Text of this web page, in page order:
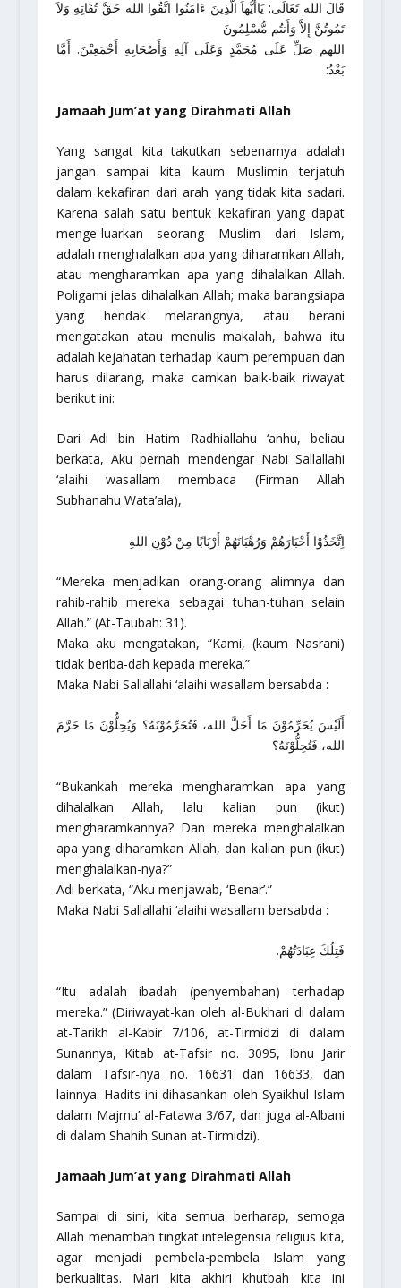
قَالَ الله تَعَالَى: يَاأَيُّهاَ الَّذِينَ ءَامَنُوا اتَّقُوا الله حَقَّ تُقَاتِهِ وَلاَ
تَمُوتُنَّ إِلاَّ وَأَنتُم مُّسْلِمُونَ
اللهم صَلِّ عَلَى مُحَمَّدٍ وَعَلَى آلِهِ وَأَصْحَابِهِ أَجْمَعِيْنَ. أَمَّا
بَعْدُ:
Jamaah Jum’at yang Dirahmati Allah
Yang sangat kita takutkan sebenarnya adalah
jangan sampai kita kaum Muslimin terjatuh
dalam kekafiran dari arah yang tidak kita sadari.
Karena salah satu bentuk kekafiran yang dapat
menge-luarkan seorang Muslim dari Islam,
adalah menghalalkan apa yang diharamkan Allah,
atau mengharamkan apa yang dihalalkan Allah.
Poligami jelas dihalalkan Allah; maka barangsiapa
yang hendak melarangnya, atau berani
mengatakan atau menulis makalah, bahwa itu
adalah kejahatan terhadap kaum perempuan dan
harus dilarang, maka camkan baik-baik riwayat
berikut ini:
Dari Adi bin Hatim Radhiallahu ‘anhu, beliau
berkata, Aku pernah mendengar Nabi Sallallahi
‘alaihi wasallam membaca (Firman Allah
Subhanahu Wata’ala),
اِتَّخَذُوْا أَحْبَارَهُمْ وَرُهْبَانَهُمْ أَرْبَابًا مِنْ دُوْنِ اللهِ
“Mereka menjadikan orang-orang alimnya dan
rahib-rahib mereka sebagai tuhan-tuhan selain
Allah.”(At-Taubah: 31).
Maka aku mengatakan, “Kami, (kaum Nasrani)
tidak beriba-dah kepada mereka.”
Maka Nabi Sallallahi ‘alaihi wasallam bersabda :
أَلَيْسَ يُحَرِّمُوْنَ مَا أَحَلَّ الله، فَتُحَرِّمُوْنَهُ؟ وَيُحِلُّوْنَ مَا حَرَّمَ
الله، فَتُحِلُّوْنَهُ؟
“Bukankah mereka mengharamkan apa yang
dihalalkan Allah, lalu kalian pun (ikut)
mengharamkannya? Dan mereka menghalalkan
apa yang diharamkan Allah, dan kalian pun (ikut)
menghalalkan-nya?”
Adi berkata, “Aku menjawab, ‘Benar’.”
Maka Nabi Sallallahi ‘alaihi wasallam bersabda :
فَتِلُكَ عِبَادَتُهُمْ.
“Itu adalah ibadah (penyembahan) terhadap
mereka.”(Diriwayat-kan oleh al-Bukhari di dalam
at-Tarikh al-Kabir 7/106, at-Tirmidzi di dalam
Sunannya, Kitab at-Tafsir no. 3095, Ibnu Jarir
dalam Tafsir-nya no. 16631 dan 16633, dan
lainnya. Hadits ini dihasankan oleh Syaikhul Islam
dalam Majmu’ al-Fatawa 3/67, dan juga al-Albani
di dalam Shahih Sunan at-Tirmidzi).
Jamaah Jum’at yang Dirahmati Allah
Sampai di sini, kita semua berharap, semoga
Allah menambah tingkat intelegensia religius kita,
agar menjadi pembela-pembela Islam yang
berkualitas. Mari kita akhiri khutbah kita ini